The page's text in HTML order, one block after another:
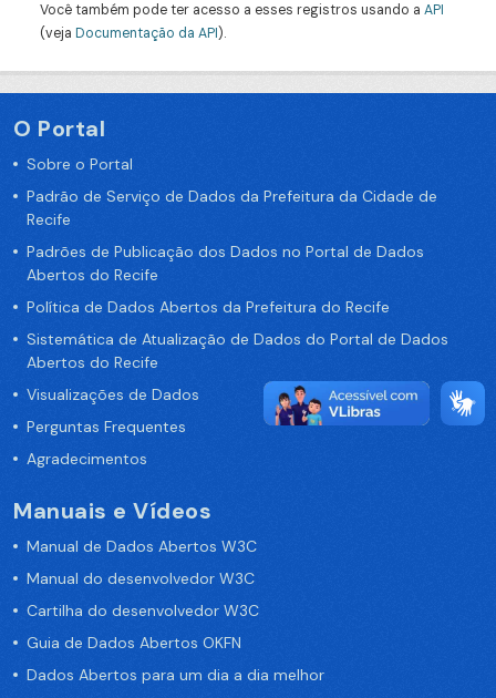
Você também pode ter acesso a esses registros usando a API
(veja Documentação da API).
O Portal
Sobre o Portal
Padrão de Serviço de Dados da Prefeitura da Cidade de
Recife
Padrões de Publicação dos Dados no Portal de Dados
Abertos do Recife
Política de Dados Abertos da Prefeitura do Recife
Sistemática de Atualização de Dados do Portal de Dados
Abertos do Recife
Visualizações de Dados
Perguntas Frequentes
Agradecimentos
Manuais e Vídeos
Manual de Dados Abertos W3C
Manual do desenvolvedor W3C
Cartilha do desenvolvedor W3C
Guia de Dados Abertos OKFN
Dados Abertos para um dia a dia melhor